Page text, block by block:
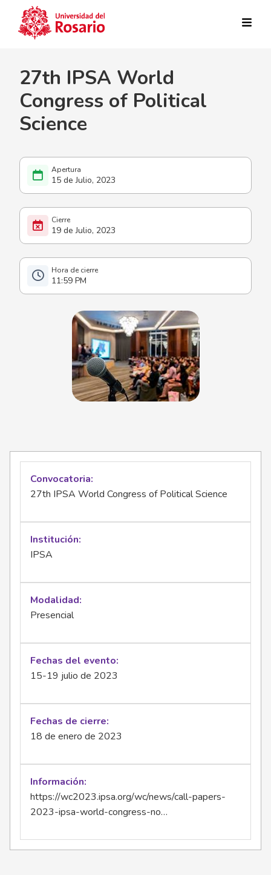
15 de Julio, 2023
19 de Julio, 2023
11:59 PM
27th IPSA World
Congress of Political
Science
Convocatoria
27th IPSA World Congress of Political Science
Institución
IPSA
Modalidad
Presencial
Fechas del evento
15-19 julio de 2023
Fechas de cierre
18 de enero de 2023
Información
https://wc2023.ipsa.org/wc/news/call-papers-
2023-ipsa-world-congress-no…